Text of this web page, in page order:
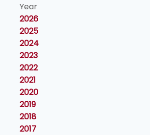
Year
2026
2025
2024
2023
2022
2021
2020
2019
2018
2017